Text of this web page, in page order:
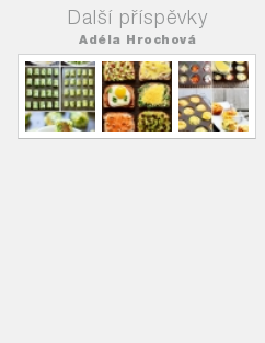
Další příspěvky
Adéla Hrochová